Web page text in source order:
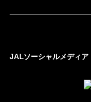
JALソーシャルメディア